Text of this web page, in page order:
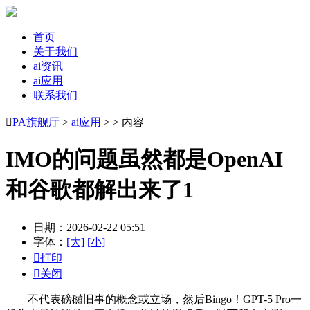
首页
关于我们
ai资讯
ai应用
联系我们
PA旗舰厅 > ai应用 > > 内容
IMO的问题虽然都是OpenAI
和谷歌都解出来了1
日期：2026-02-22 05:51
字体： [大] [小]
打印
关闭
不代表磅礴旧事的概念或立场，然后Bingo！GPT-5 Pro一